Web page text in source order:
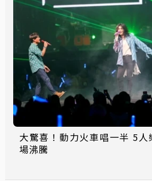
大驚喜！動力火車唱一半 5人
場沸騰